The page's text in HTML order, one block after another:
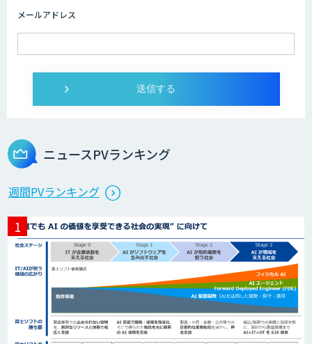
ログミーツ powered by GPT-4
生成AI活用 1day ブートキャンプ
データ分析エージェント
「AI課題の⽬利き」コンサルティングサ
ービス
メールアドレス
ニュースPVランキング
週間PVランキング